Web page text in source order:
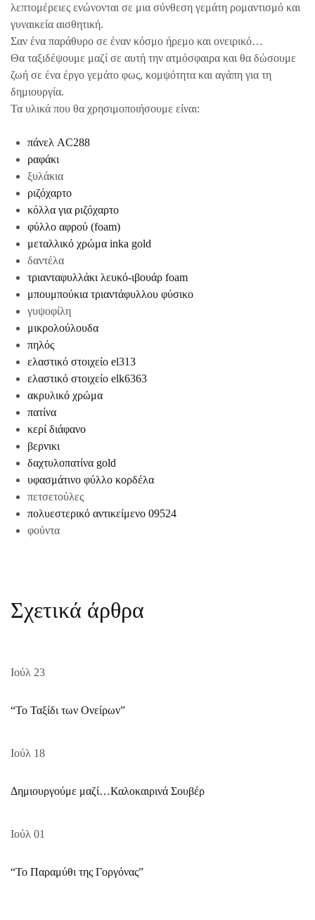
λεπτομέρειες ενώνονται σε μια σύνθεση γεμάτη ρομαντισμό και
γυναικεία αισθητική.
Σαν ένα παράθυρο σε έναν κόσμο ήρεμο και ονειρικό…
Θα ταξιδέψουμε μαζί σε αυτή την ατμόσφαιρα και θα δώσουμε
ζωή σε ένα έργο γεμάτο φως, κομψότητα και αγάπη για τη
δημιουργία.
Τα υλικά που θα χρησιμοποιήσουμε είναι:
πάνελ AC288
ραφάκι
ξυλάκια
ριζόχαρτο
κόλλα για ριζόχαρτο
φύλλο αφρού (foam)
μεταλλικό χρώμα inka gold
δαντέλα
τριανταφυλλάκι λευκό-ιβουάρ foam
μπουμπούκια τριαντάφυλλου φύσικο
γυψοφίλη
μικρολούλουδα
πηλός
ελαστικό στοιχείο el313
ελαστικό στοιχείο elk6363
ακρυλικό χρώμα
πατίνα
κερί διάφανο
βερνικι
δαχτυλοπατίνα gold
υφασμάτινο φύλλο κορδέλα
πετσετούλες
πολυεστερικό αντικείμενο 09524
φούντα
Σχετικά άρθρα
Ιούλ 23
“Το Ταξίδι των Ονείρων”
Ιούλ 18
Δημιουργούμε μαζί…Καλοκαιρινά Σουβέρ
Ιούλ 01
“Το Παραμύθι της Γοργόνας”